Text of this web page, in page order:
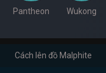
Pantheon Wukong
Cách lên đồ Malphite